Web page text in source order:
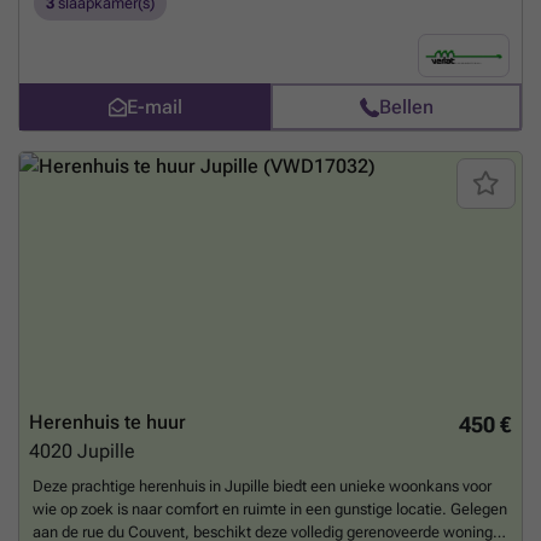
inloopdouche), aparte toilet. 3de verdieping met polyvalente ruimte
(bureau, tv-kamer, slaapkamer, logeerkamer....) en zolderruimte
(bergruimte). EPC nog niet afgeleverd wegens vernieuwbouw.
Warmtepomp. Zonnepanelen. Er is een betaalparking vlakbij waar je
een abonnement kan nemen. De lift gaat tot de 2de verdieping.
E-mail Bellen
450 €
Herenhuis te huur
4020 Jupille
Deze prachtige herenhuis in Jupille biedt een unieke woonkans voor
wie op zoek is naar comfort en ruimte in een gunstige locatie. Gelegen
aan de rue du Couvent, beschikt deze volledig gerenoveerde woning